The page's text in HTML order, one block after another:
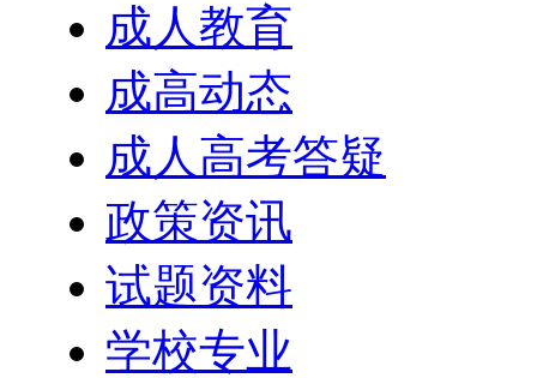
成人教育
成高动态
成人高考答疑
政策资讯
试题资料
学校专业